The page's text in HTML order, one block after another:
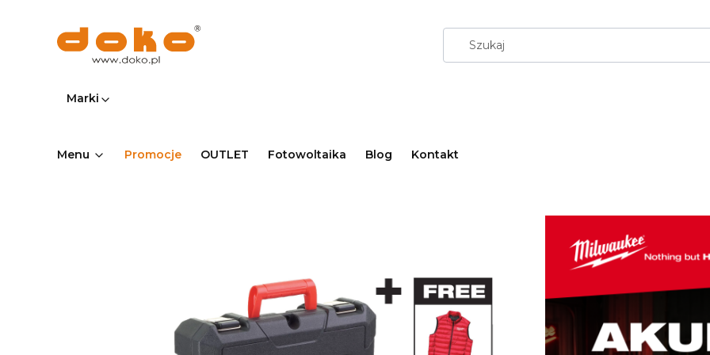
Marki
Menu Promocje OUTLET Fotowoltaika Blog Kontakt